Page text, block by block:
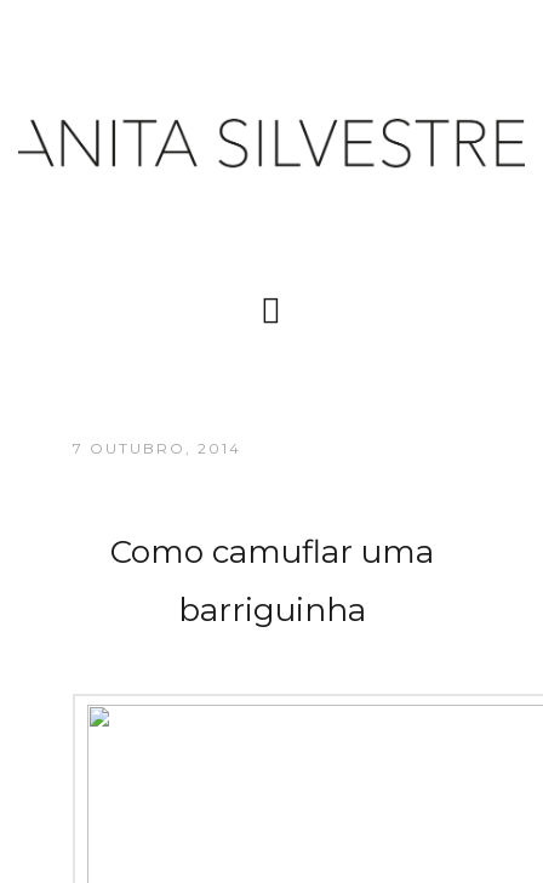
7 OUTUBRO, 2014
Como camuflar uma
barriguinha